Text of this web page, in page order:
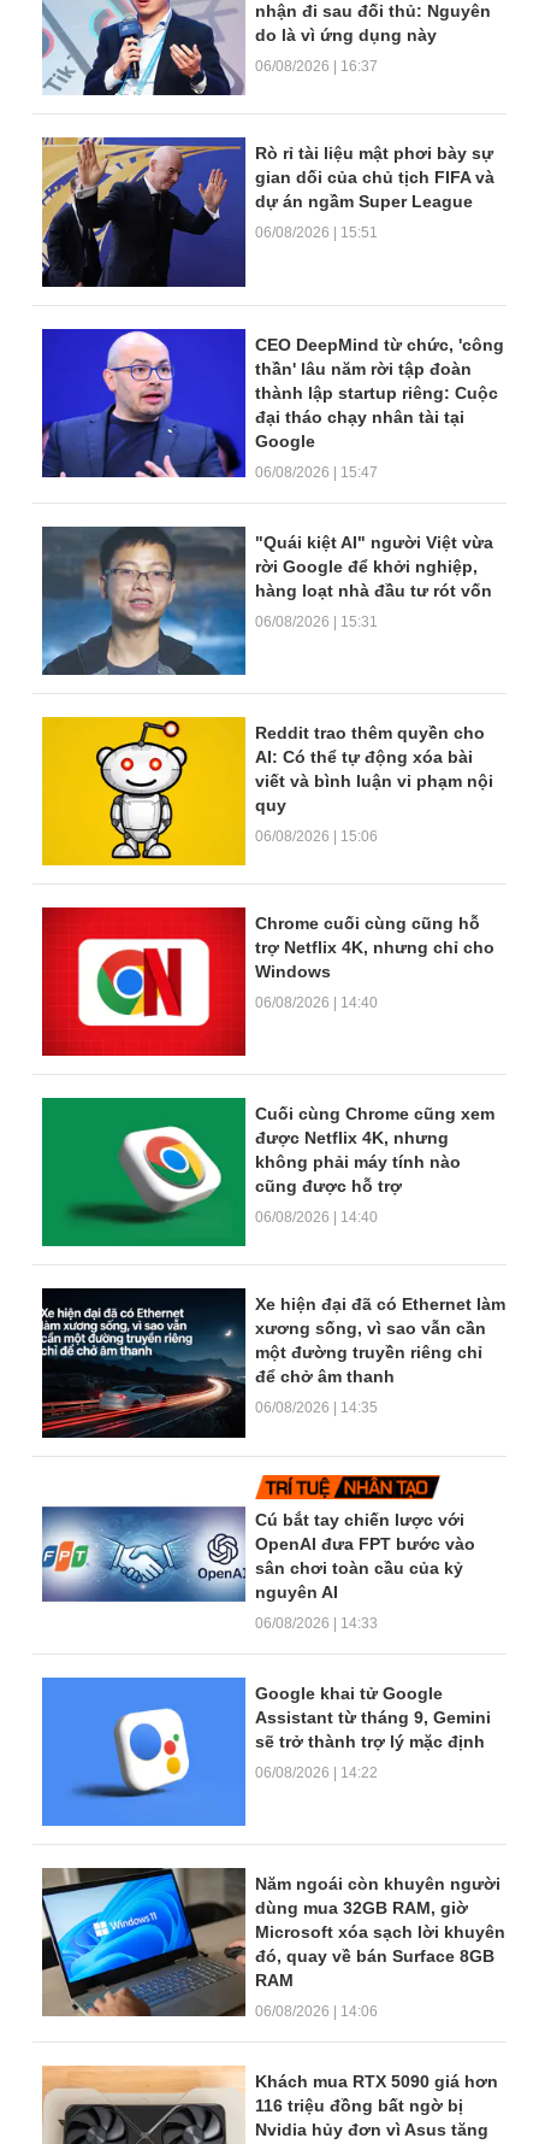
nhận đi sau đối thủ: Nguyên
do là vì ứng dụng này
06/08/2026 | 16:37
Rò rỉ tài liệu mật phơi bày sự
gian dối của chủ tịch FIFA và
dự án ngầm Super League
06/08/2026 | 15:51
CEO DeepMind từ chức, 'công
thần' lâu năm rời tập đoàn
thành lập startup riêng: Cuộc
đại tháo chạy nhân tài tại
Google
06/08/2026 | 15:47
"Quái kiệt AI" người Việt vừa
rời Google để khởi nghiệp,
hàng loạt nhà đầu tư rót vốn
06/08/2026 | 15:31
Reddit trao thêm quyền cho
AI: Có thể tự động xóa bài
viết và bình luận vi phạm nội
quy
06/08/2026 | 15:06
Chrome cuối cùng cũng hỗ
trợ Netflix 4K, nhưng chỉ cho
Windows
06/08/2026 | 14:40
Cuối cùng Chrome cũng xem
được Netflix 4K, nhưng
không phải máy tính nào
cũng được hỗ trợ
06/08/2026 | 14:40
Xe hiện đại đã có Ethernet làm
xương sống, vì sao vẫn cần
một đường truyền riêng chỉ
để chở âm thanh
06/08/2026 | 14:35
Cú bắt tay chiến lược với
OpenAI đưa FPT bước vào
sân chơi toàn cầu của kỷ
nguyên AI
06/08/2026 | 14:33
Google khai tử Google
Assistant từ tháng 9, Gemini
sẽ trở thành trợ lý mặc định
06/08/2026 | 14:22
Năm ngoái còn khuyên người
dùng mua 32GB RAM, giờ
Microsoft xóa sạch lời khuyên
đó, quay về bán Surface 8GB
RAM
06/08/2026 | 14:06
Khách mua RTX 5090 giá hơn
116 triệu đồng bất ngờ bị
Nvidia hủy đơn vì Asus tăng